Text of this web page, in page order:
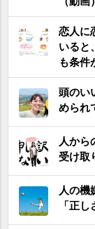
恋人に
いると
も条件
頭のい
められ
人から
受け取
人の機
「正